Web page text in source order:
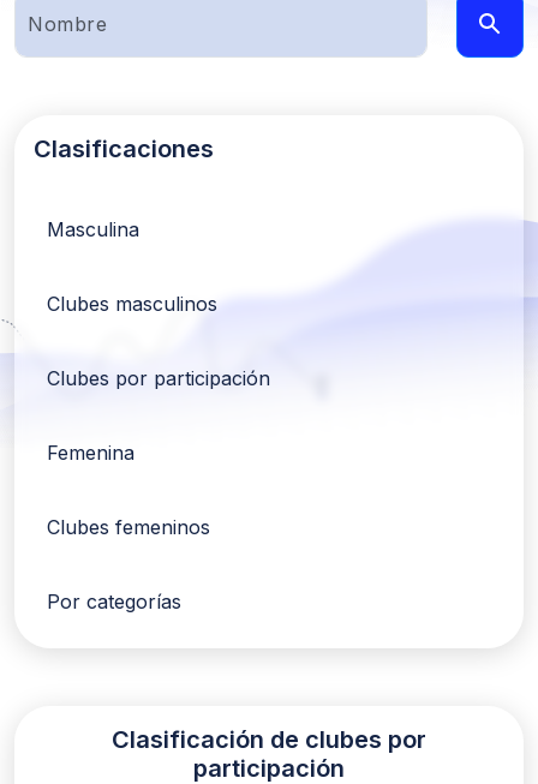
Clasificaciones
Masculina
Clubes masculinos
Clubes por participación
Femenina
Clubes femeninos
Por categorías
Clasificación de clubes por
participación